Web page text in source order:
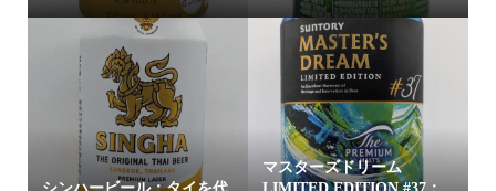
マスターズドリーム